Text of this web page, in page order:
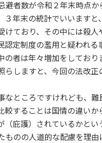
避者数が令和２年末時点
３年末の統計でいいます
けており、その中には殺
認定制度の濫用と疑われ
の者は年々増加をしてお
らしますと、今回の法改
ところですけれども、難
較することは国情の違い
（庇護）されているかと
ものの人道的な配慮を理